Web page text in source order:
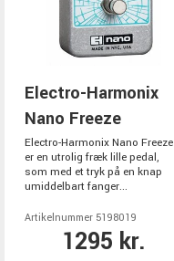
Electro-Harmonix
Nano Freeze
Electro-Harmonix Nano Freeze
er en utrolig fræk lille pedal,
som med et tryk på en knap
umiddelbart fanger...
Artikelnummer 5198019
1295 kr.